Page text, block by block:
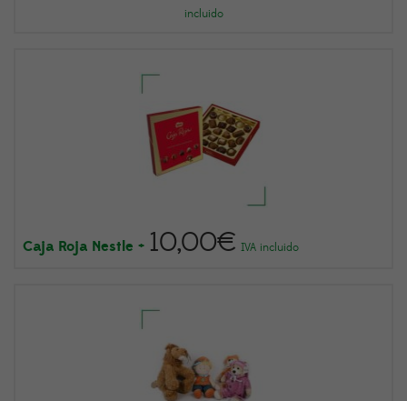
incluido
Caja Roja Nestle + 10,00€ IVA incluido